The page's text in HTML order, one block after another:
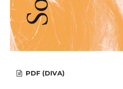
PDF (DIVA)